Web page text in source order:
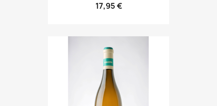
17,95 €